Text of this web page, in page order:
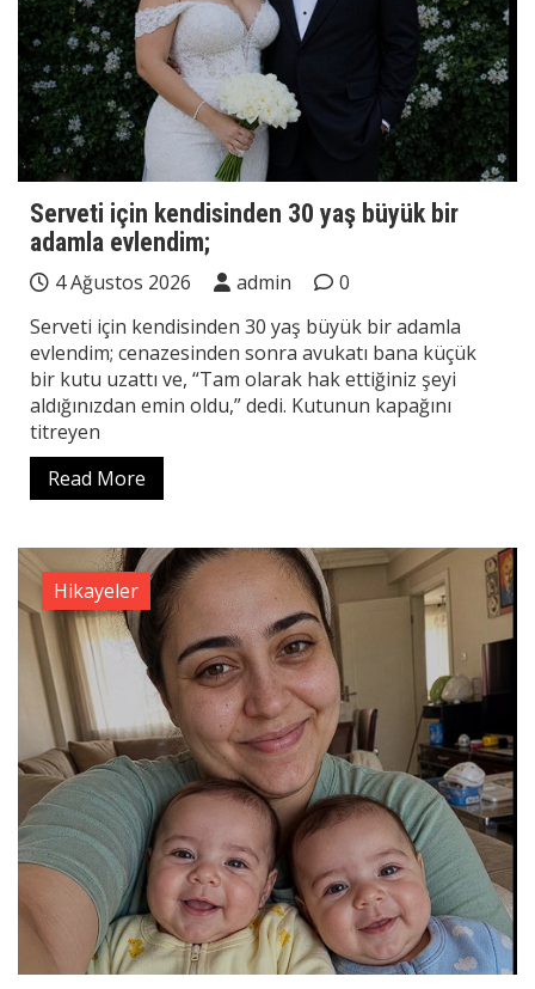
Serveti için kendisinden 30 yaş büyük bir
adamla evlendim;
4 Ağustos 2026 admin
0
Serveti için kendisinden 30 yaş büyük bir adamla
evlendim; cenazesinden sonra avukatı bana küçük
bir kutu uzattı ve, “Tam olarak hak ettiğiniz şeyi
aldığınızdan emin oldu,” dedi. Kutunun kapağını
titreyen
Read More
Hikayeler